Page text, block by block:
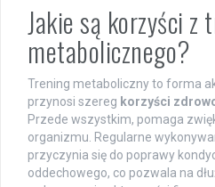
Jakie są korzyści z
metabolicznego?
Trening metaboliczny to forma
przynosi szereg korzyści
Przede wszystkim, pomaga
organizmu. Regularne
przyczynia się do poprawy
oddechowego, co pozwala na